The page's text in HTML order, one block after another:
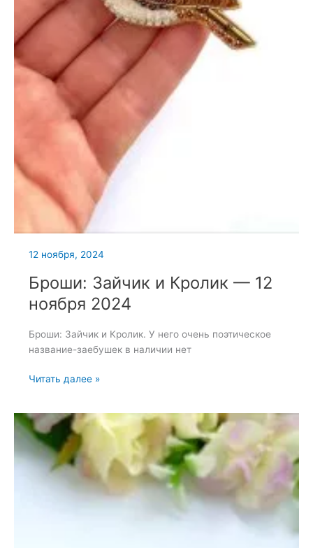
12 ноября, 2024
Броши: Зайчик и Кролик — 12
ноября 2024
Броши: Зайчик и Кролик. У него очень поэтическое
название-заебушек в наличии нет
Броши:
Кролик
—
12
ноября
Читать далее »